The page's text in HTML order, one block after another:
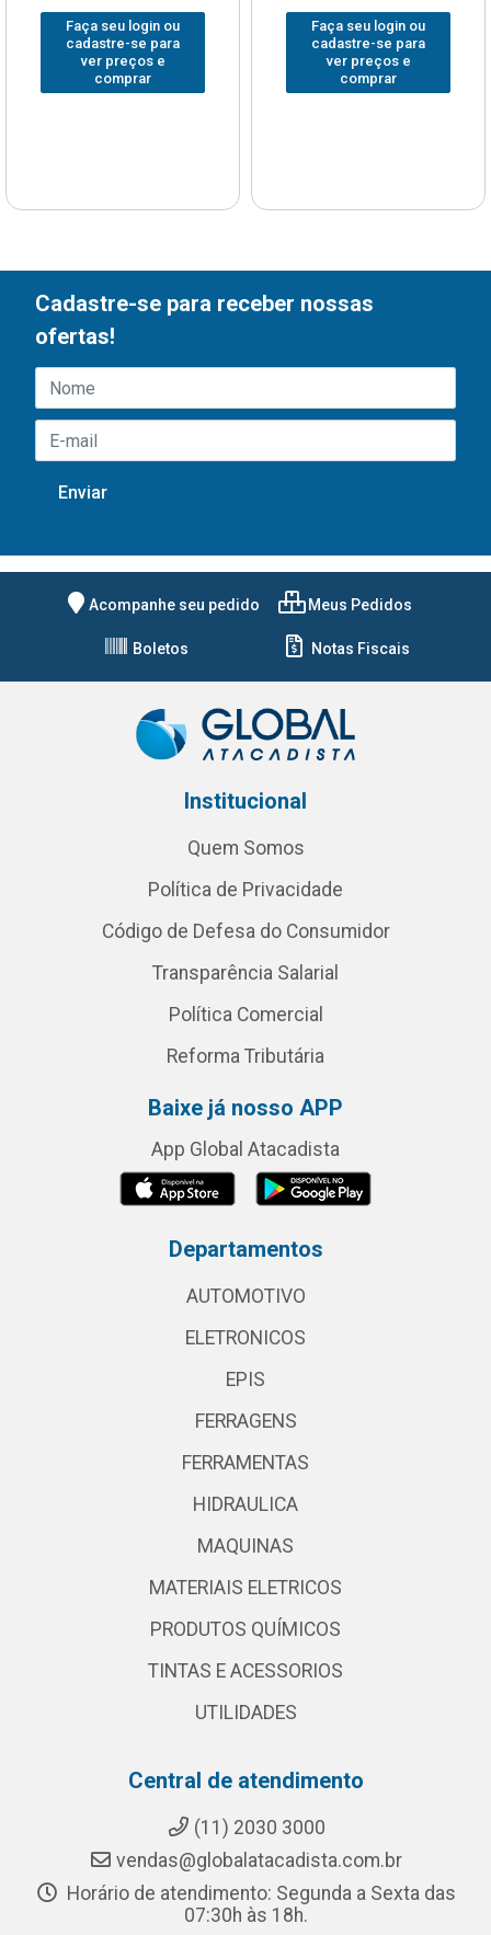
Faça seu login ou
cadastre-se para
ver preços e
comprar
Faça seu login ou
cadastre-se para
ver preços e
comprar
Cadastre-se para receber nossas
ofertas!
Acompanhe seu pedido Meus Pedidos
Boletos Notas Fiscais
Institucional
Quem Somos
Política de Privacidade
Código de Defesa do Consumidor
Transparência Salarial
Política Comercial
Reforma Tributária
Baixe já nosso APP
App Global Atacadista
Departamentos
AUTOMOTIVO
ELETRONICOS
EPIS
FERRAGENS
FERRAMENTAS
HIDRAULICA
MAQUINAS
MATERIAIS ELETRICOS
PRODUTOS QUÍMICOS
TINTAS E ACESSORIOS
UTILIDADES
Central de atendimento
(11) 2030 3000
vendas@globalatacadista.com.br
Horário de atendimento: Segunda a Sexta das
07:30h às 18h.